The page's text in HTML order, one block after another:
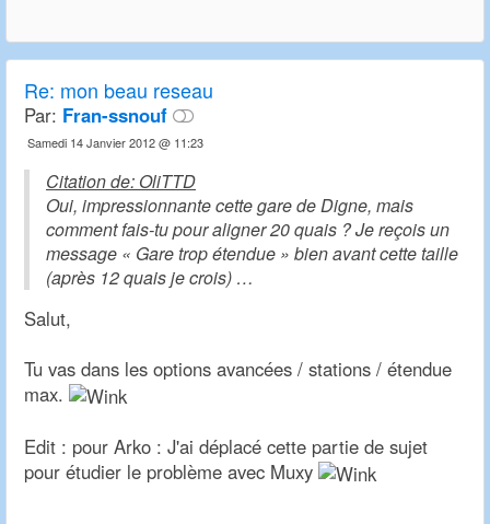
Re: mon beau reseau
Par: Fran-ssnouf
Samedi 14 Janvier 2012 @ 11:23
Citation de: OliTTD
Oui, impressionnante cette gare de Digne, mais
comment fais-tu pour aligner 20 quais ? Je reçois un
message « Gare trop étendue » bien avant cette taille
(après 12 quais je crois) …
Salut,
Tu vas dans les options avancées / stations / étendue
max.
Edit : pour Arko : J'ai déplacé cette partie de sujet
pour étudier le problème avec Muxy